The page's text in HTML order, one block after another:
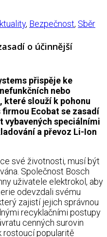
, Bezpečnost, Sběr
o účinnější
přispěje ke
nebo
které slouží k pohonu
Ecobat se zasadí
vybavených speciálními
a převoz Li-Ion
své životnosti, musí být
Společnost Bosch
uživatele elektrokol, aby
odevzdali svému
zajistí jejich správnou
recyklačními postupy
cenných surovin
rostoucí popularitě